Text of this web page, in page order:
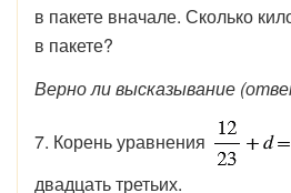
в пакете вначале. Сколько
в пакете?
Верно ли высказывание
7. Корень уравнения
двадцать третьих.